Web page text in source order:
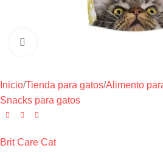
Inicio/Tienda para gatos/Alimento
Snacks para gatos
Brit Care Cat